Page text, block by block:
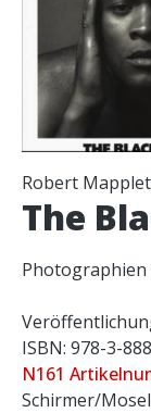
Robert
The
Photographien
ISBN: 978-3-
N161
Schirmer/